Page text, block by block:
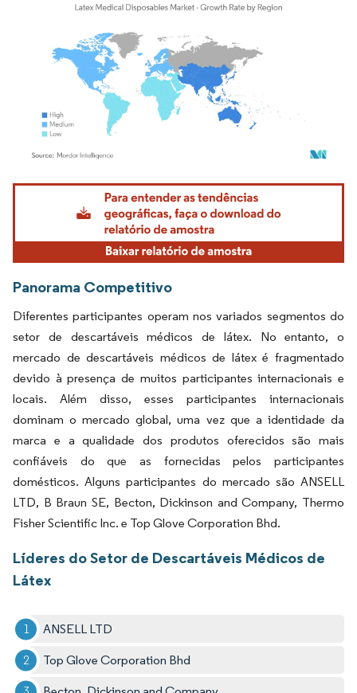
Imagem © Mordor Intelligence. O reuso requer atribuição conforme CC BY 4.0.
Panorama Competitivo
Diferentes participantes operam nos variados segmentos do
setor de descartáveis médicos de látex. No entanto, o
mercado de descartáveis médicos de látex é fragmentado
devido à presença de muitos participantes internacionais e
locais. Além disso, esses participantes internacionais
dominam o mercado global, uma vez que a identidade da
marca e a qualidade dos produtos oferecidos são mais
confiáveis do que as fornecidas pelos participantes
domésticos. Alguns participantes do mercado são ANSELL
LTD, B Braun SE, Becton, Dickinson and Company, Thermo
Fisher Scientific Inc. e Top Glove Corporation Bhd.
Líderes do Setor de Descartáveis Médicos de
Látex
ANSELL LTD
Top Glove Corporation Bhd